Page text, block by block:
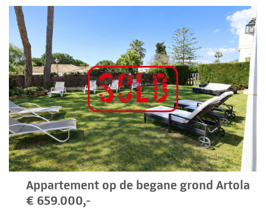
Appartement op de begane grond Artola
€ 659.000,-